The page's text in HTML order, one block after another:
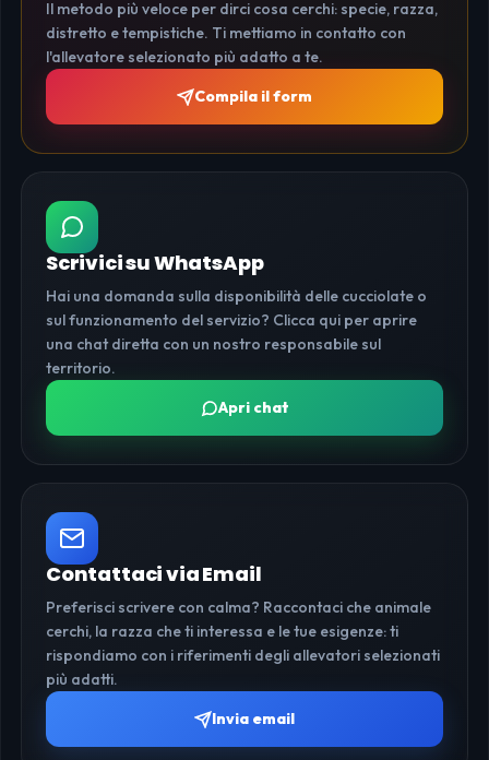
Il metodo più veloce per dirci cosa cerchi: specie, razza,
distretto e tempistiche. Ti mettiamo in contatto con
l'allevatore selezionato più adatto a te.
Compila il form
Scrivici su WhatsApp
Hai una domanda sulla disponibilità delle cucciolate o
sul funzionamento del servizio? Clicca qui per aprire
una chat diretta con un nostro responsabile sul
territorio.
Apri chat
Contattaci via Email
Preferisci scrivere con calma? Raccontaci che animale
cerchi, la razza che ti interessa e le tue esigenze: ti
rispondiamo con i riferimenti degli allevatori selezionati
più adatti.
Invia email